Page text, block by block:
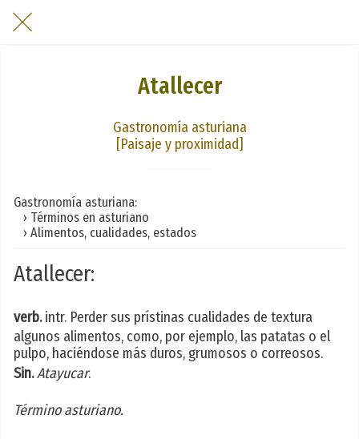
Atallecer
Gastronomía asturiana
[Paisaje y proximidad]
Gastronomía asturiana:
› Términos en asturiano
› Alimentos, cualidades, estados
Atallecer:
verb.intr. Perder sus prístinas cualidades de textura
algunos alimentos, como, por ejemplo, las patatas o el
pulpo, haciéndose más duros, grumosos o correosos.
Sin.Atayucar.
Término asturiano.